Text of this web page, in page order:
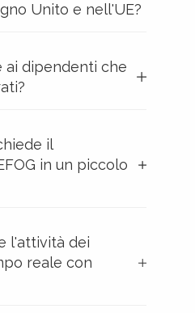
Unito e nell'UE?
ai dipendenti che
il
in un piccolo
l'attività dei
reale con